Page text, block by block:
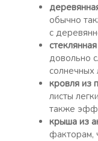
обычно
с
довольно
солнечных
кровля из
листы
также
крыша из
факторам,